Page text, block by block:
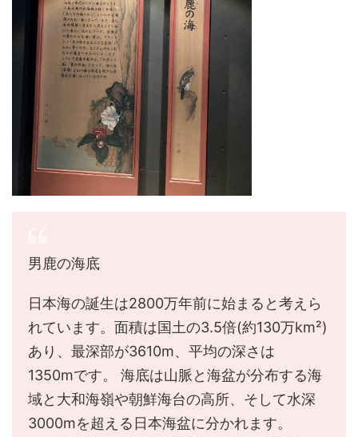
男鹿の海底
日本海の誕生は2800万年前に始まると考えら
れています。面積は国土の3.5倍(約130万km²)
あり、最深部が3610m、平均の深さは
1350mです。 海底は山脈と海盆が分布する海
域と大和海嶺や朝鮮海台の高所、そして水深
3000mを超える日本海盆に分かれます。